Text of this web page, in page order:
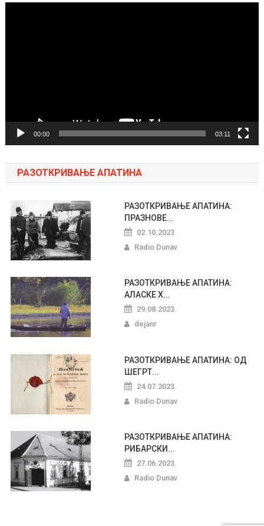
00:00 03:11
РАЗОТКРИВАЊЕ АПАТИНА
РАЗОТКРИВАЊЕ АПАТИНА:
ПРАЗНОВЕ...
02.10.2023.
Radio Dunav
РАЗОТКРИВАЊЕ АПАТИНА:
АЛАСКЕ Х...
29.08.2023.
dejanr
РАЗОТКРИВАЊЕ АПАТИНА: ОД
ШЕГРТ...
24.07.2023.
Radio Dunav
РАЗОТКРИВАЊЕ АПАТИНА:
РИБАРСКИ...
27.06.2023.
Radio Dunav